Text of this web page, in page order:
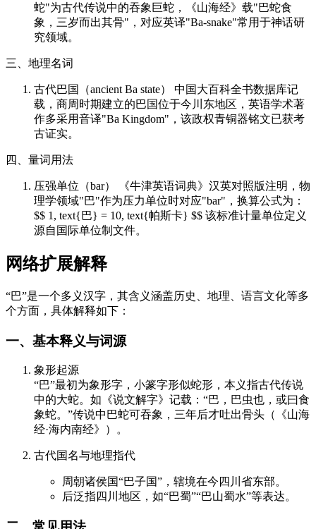
蛇"为古代传说中的吞象巨蛇，《山海经》载"巴蛇食
象，三岁而出其骨"，对应英译"Ba-snake"常用于神话研
究领域。
三、地理名词
古代巴国（ancient Ba state） 中国大百科全书数据库记
载，商周时期建立的巴国位于今川东地区，英语学术著
作多采用音译"Ba Kingdom"，该政权青铜器铭文已获考
古证实。
四、量词用法
压强单位（bar） 《牛津英语词典》汉英对照版注明，物
理学领域"巴"作为压力单位时对应"bar"，换算公式为：
$$ 1, text{巴} = 10, text{帕斯卡} $$ 该标准计量单位定义
源自国际单位制文件。
网络扩展解释
“巴”是一个多义汉字，其含义涵盖历史、地理、语言文化等多
个方面，具体解释如下：
一、基本释义与词源
象形起源
“巴”最初为象形字，小篆字形似蛇形，本义指古代传说
中的大蛇。如《说文解字》记载：“巴，巴虫也，或曰食
象蛇。”传说中巴蛇可吞象，三年后才吐出骨头（《山海
经·海内南经》）。
古代国名与地理指代
周朝诸侯国“巴子国”，辖境在今四川省东部。
后泛指四川地区，如“巴蜀”“巴山蜀水”等表达。